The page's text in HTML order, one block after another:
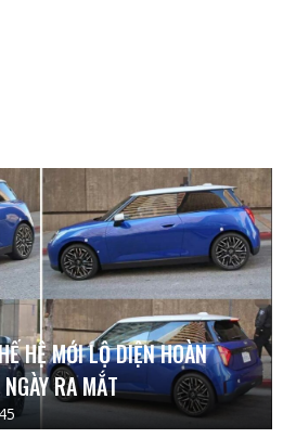
HỆ MỚI LỘ DIỆN HOÀN
RA MẮT